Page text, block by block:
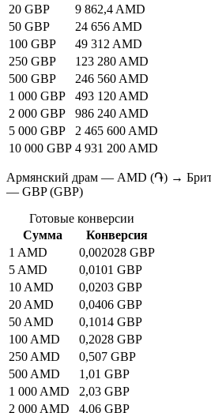
20 GBP
9 862,4 AMD
50 GBP
24 656 AMD
100 GBP
49 312 AMD
250 GBP
123 280 AMD
500 GBP
246 560 AMD
1 000 GBP
493 120 AMD
2 000 GBP
986 240 AMD
5 000 GBP
2 465 600 AMD
10 000 GBP 4 931 200 AMD
Армянский драм — AMD (֏) →
— GBP (GBP)
Готовые конверсии
Сумма
Конверсия
1 AMD
0,002028 GBP
5 AMD
0,0101 GBP
10 AMD
0,0203 GBP
20 AMD
0,0406 GBP
50 AMD
0,1014 GBP
100 AMD
0,2028 GBP
250 AMD
0,507 GBP
500 AMD
1,01 GBP
1 000 AMD
2,03 GBP
2 000 AMD
4,06 GBP